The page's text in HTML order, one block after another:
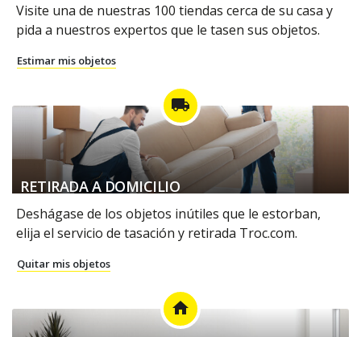
Visite una de nuestras 100 tiendas cerca de su casa y
pida a nuestros expertos que le tasen sus objetos.
Estimar mis objetos
local_shipping
RETIRADA A DOMICILIO
Deshágase de los objetos inútiles que le estorban,
elija el servicio de tasación y retirada Troc.com.
Quitar mis objetos
home